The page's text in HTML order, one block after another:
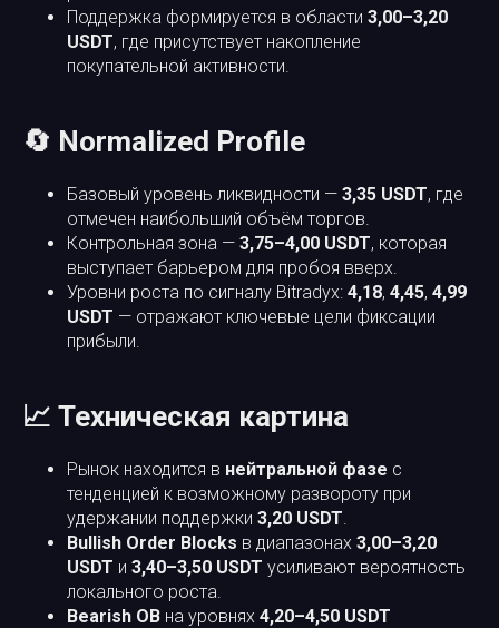
Поддержка формируется в области 3,00–3,20
USDT, где присутствует накопление
покупательной активности.
🔄 Normalized Profile
Базовый уровень ликвидности — 3,35 USDT, где
отмечен наибольший объём торгов.
Контрольная зона — 3,75–4,00 USDT, которая
выступает барьером для пробоя вверх.
Уровни роста по сигналу Bitradyx: 4,18, 4,45, 4,99
USDT — отражают ключевые цели фиксации
прибыли.
📈 Техническая картина
Рынок находится в нейтральной фазе с
тенденцией к возможному развороту при
удержании поддержки 3,20 USDT.
Bullish Order Blocks в диапазонах 3,00–3,20
USDT и 3,40–3,50 USDT усиливают вероятность
локального роста.
Bearish OB на уровнях 4,20–4,50 USDT